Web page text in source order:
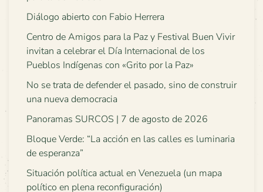
Diálogo abierto con Fabio Herrera
Centro de Amigos para la Paz y Festival Buen Vivir
invitan a celebrar el Día Internacional de los
Pueblos Indígenas con «Grito por la Paz»
No se trata de defender el pasado, sino de construir
una nueva democracia
Panoramas SURCOS | 7 de agosto de 2026
Bloque Verde: “La acción en las calles es luminaria
de esperanza”
Situación política actual en Venezuela (un mapa
político en plena reconfiguración)